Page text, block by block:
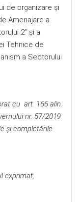
de organizare şi
Amenajare a
2” şi a
Tehnice de
a Sectorului
cu art. 166 alin.
nr. 57/2019
şi completările
exprimat,